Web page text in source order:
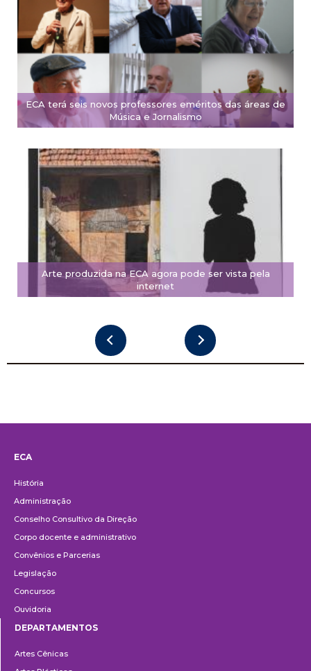
ECA terá seis novos professores eméritos das áreas de
Música e Jornalismo
Arte produzida na ECA agora pode ser vista pela
internet
ECA
História
Administração
Conselho Consultivo da Direção
Corpo docente e administrativo
Convênios e Parcerias
Legislação
Concursos
Ouvidoria
DEPARTAMENTOS
Artes Cênicas